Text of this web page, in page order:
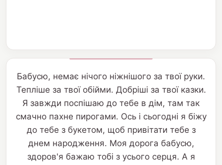
Бабусю, немає нічого ніжнішого за твої руки.
Тепліше за твої обійми. Добріші за твої казки.
Я завжди поспішаю до тебе в дім, там так
смачно пахне пирогами. Ось і сьогодні я біжу
до тебе з букетом, щоб привітати тебе з
днем народження. Моя дорога бабусю,
здоров'я бажаю тобі з усього серця. А я